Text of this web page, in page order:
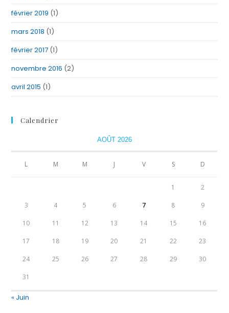
février 2019 (1)
mars 2018 (1)
février 2017 (1)
novembre 2016 (2)
avril 2015 (1)
Calendrier
AOÛT 2026
L M M J V S D
1 2
3 4 5 6 7 8 9
10 11 12 13 14 15 16
17 18 19 20 21 22 23
24 25 26 27 28 29 30
31
« Juin